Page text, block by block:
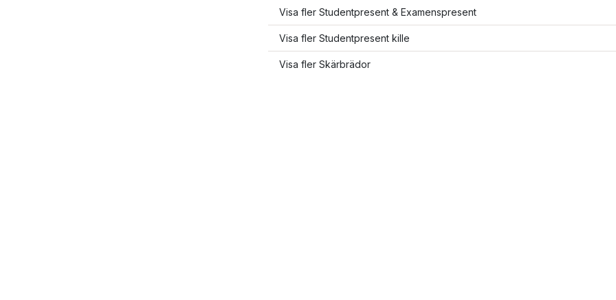
Visa fler Studentpresent & Examenspresent
Visa fler Studentpresent kille
Visa fler Skärbrädor